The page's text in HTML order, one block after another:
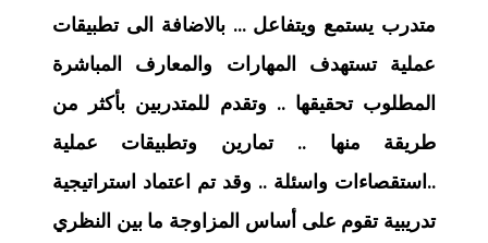
متدرب يستمع ويتفاعل … بالاضافة الى تطبيقات
عملية تستهدف المهارات والمعارف المباشرة
المطلوب تحقيقها .. وتقدم للمتدربين بأكثر من
طريقة منها .. تمارين وتطبيقات عملية
..استقصاءات واسئلة .. وقد تم اعتماد استراتيجية
تدريبية تقوم على أساس المزاوجة ما بين النظري